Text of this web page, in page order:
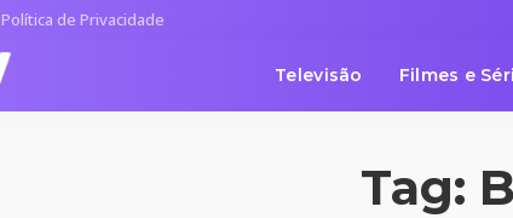
Política de Privacidade
Televisão Filmes e
Tag: